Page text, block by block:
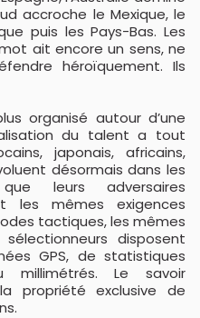
accroche le Mexique, le
puis les Pays-Bas. Les
ait encore un sens, ne
héroïquement. Ils
organisé autour d’une
du talent a tout
japonais, africains,
désormais dans les
leurs adversaires
les mêmes exigences
tactiques, les mêmes
disposent
GPS, de statistiques
Le savoir
propriété exclusive de